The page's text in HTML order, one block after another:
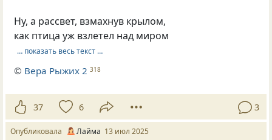
Ну, а рассвет, взмахнув крылом,
как птица уж взлетел над миром
… показать весь текст …
© Вера Рыжих 2 318
37 6 3
Опубликовала Лайма 13 июл 2025